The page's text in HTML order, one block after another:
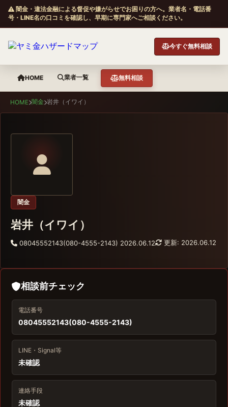
闇金・違法金融による督促や嫌がらせでお困りの方へ。業者名・電話番
号・LINE名の口コミを確認し、早期に専門家へご相談ください。
今すぐ無料相談
HOME 業者一覧 無料相談
HOME 闇金 岩井（イワイ）
闇金
岩井（イワイ）
08045552143(080-4555-2143) 2026.06.12 更新: 2026.06.12
相談前チェック
電話番号
08045552143(080-4555-2143)
LINE・Signal等
未確認
連絡手段
未確認